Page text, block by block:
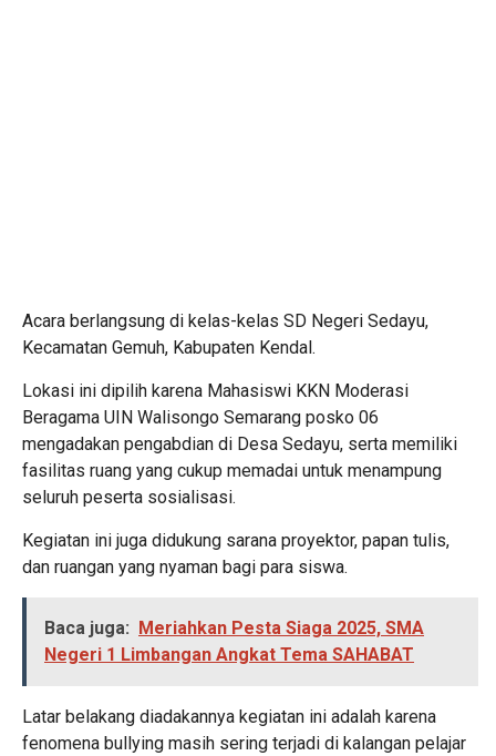
Acara berlangsung di kelas-kelas SD Negeri Sedayu,
Kecamatan Gemuh, Kabupaten Kendal.
Lokasi ini dipilih karena Mahasiswi KKN Moderasi
Beragama UIN Walisongo Semarang posko 06
mengadakan pengabdian di Desa Sedayu, serta memiliki
fasilitas ruang yang cukup memadai untuk menampung
seluruh peserta sosialisasi.
Kegiatan ini juga didukung sarana proyektor, papan tulis,
dan ruangan yang nyaman bagi para siswa.
Baca juga:
Meriahkan Pesta Siaga 2025, SMA
Negeri 1 Limbangan Angkat Tema SAHABAT
Latar belakang diadakannya kegiatan ini adalah karena
fenomena bullying masih sering terjadi di kalangan pelajar